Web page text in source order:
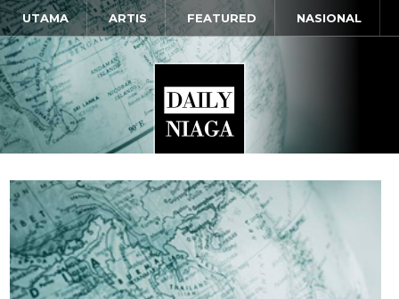
UTAMA ARTIS FEATURED NASIONAL